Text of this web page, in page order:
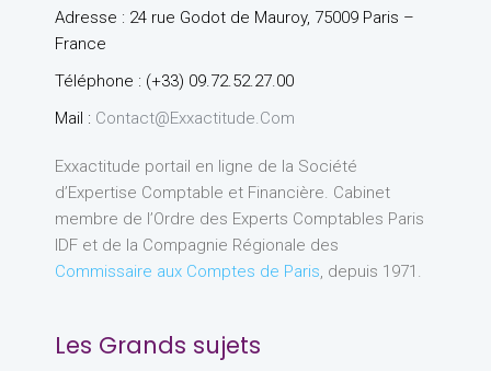
Adresse : 24 rue Godot de Mauroy, 75009 Paris –
France
Téléphone : (+33) 09.72.52.27.00
Mail : Contact@exxactitude.com
Exxactitude portail en ligne de la Société
d’Expertise Comptable et Financière. Cabinet
membre de l’Ordre des Experts Comptables Paris
IDF et de la Compagnie Régionale des
Commissaire aux Comptes de Paris, depuis 1971.
Les Grands sujets